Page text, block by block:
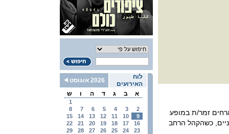
לוח
האירועים
2026 אוגוסט
א
ב ג ד ה ו ש
1
2
3
4
5
6
7
8
9
10
11
12
13
14
15
16
17
18
19
20
21
22
23
24
25
26
27
28
29
זמר/ת במופע
כשהקהל הרחב